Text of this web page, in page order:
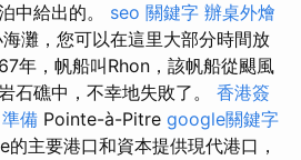
中給出的。 seo 關鍵字 辦桌外燴
灘，您可以在這里大部分時間放
年，帆船叫Rhon，該帆船從颶風
石礁中，不幸地失敗了。 香港簽
備 Pointe-à-Pitre google關鍵字
主要港口和資本提供現代港口，